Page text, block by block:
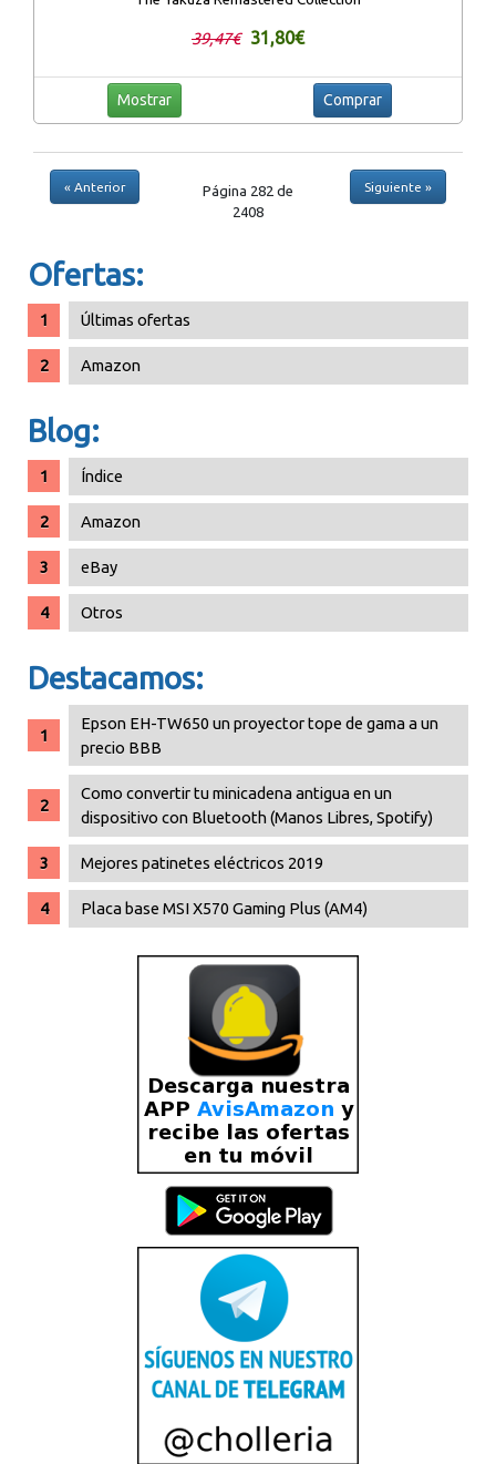
39,47€ 31,80€
Mostrar Comprar
« Anterior
Página 282 de
2408
Siguiente »
Ofertas:
Últimas ofertas
Amazon
Blog:
Índice
Amazon
eBay
Otros
Destacamos:
Epson EH-TW650 un proyector tope de gama a un
precio BBB
Como convertir tu minicadena antigua en un
dispositivo con Bluetooth (Manos Libres, Spotify)
Mejores patinetes eléctricos 2019
Placa base MSI X570 Gaming Plus (AM4)